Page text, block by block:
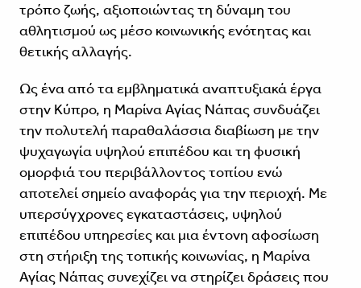
τρόπο ζωής, αξιοποιώντας τη δύναμη του
αθλητισμού ως μέσο κοινωνικής ενότητας και
θετικής αλλαγής.
Ως ένα από τα εμβληματικά αναπτυξιακά έργα
στην Κύπρο, η Μαρίνα Αγίας Νάπας συνδυάζει
την πολυτελή παραθαλάσσια διαβίωση με την
ψυχαγωγία υψηλού επιπέδου και τη φυσική
ομορφιά του περιβάλλοντος τοπίου ενώ
αποτελεί σημείο αναφοράς για την περιοχή. Με
υπερσύγχρονες εγκαταστάσεις, υψηλού
επιπέδου υπηρεσίες και μια έντονη αφοσίωση
στη στήριξη της τοπικής κοινωνίας, η Μαρίνα
Αγίας Νάπας συνεχίζει να στηρίζει δράσεις που